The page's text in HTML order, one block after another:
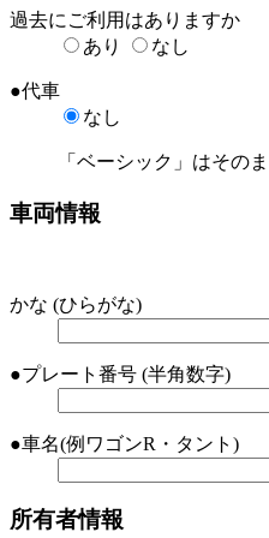
過去にご利用はありますか
あり
なし
●代車
なし
「ベーシック」はその
車両情報
かな (ひらがな)
●プレート番号 (半角数字)
●車名(例ワゴンR・タント)
所有者情報